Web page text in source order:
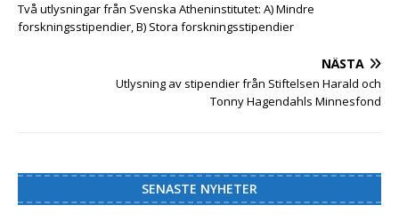
Två utlysningar från Svenska Atheninstitutet: A) Mindre
forskningsstipendier, B) Stora forskningsstipendier
NÄSTA
Utlysning av stipendier från Stiftelsen Harald och
Tonny Hagendahls Minnesfond
SENASTE NYHETER